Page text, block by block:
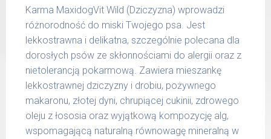
Podane liczby są wartościami orientacyjnymi.
Indywidualne potrzeby zależne są od rasy,
aktywności, warunków hodowli oraz innych
czynników.
Waga netto/Nr art.: 200 g/1001 | 400
g/1017 | 800 g/1025
Karma MaxidogVit Wild (Dziczyzna) wprowadzi
różnorodność do miski Twojego psa. Jest
lekkostrawna i delikatna, szczególnie polecana dla
dorosłych psów ze skłonnościami do alergii oraz z
nietolerancją pokarmową. Zawiera mieszankę
lekkostrawnej dziczyzny i drobiu, pożywnego
makaronu, złotej dyni, chrupiącej cukinii, zdrowego
oleju z łososia oraz wyjątkową kompozycję alg,
wspomagającą naturalną równowagę mineralną w